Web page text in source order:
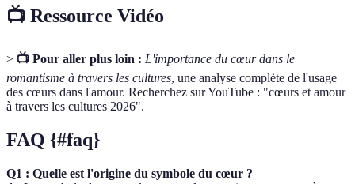
📺 Ressource Vidéo
> 📺 Pour aller plus loin : L'importance du cœur dans le
romantisme à travers les cultures, une analyse complète de l'usage
des cœurs dans l'amour. Recherchez sur YouTube : "cœurs et amour
à travers les cultures 2026".
FAQ {#faq}
Q1 : Quelle est l'origine du symbole du cœur ?